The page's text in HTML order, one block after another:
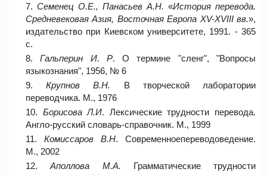
Семенец О.Е., Панасьев А.Н. «История перевода.
Средневековая Азия, Восточная Европа XV-XVIII вв.»,
издательство при Киевском университете, 1991. - 365
с.
Гальперин И. Р. О термине "сленг", "Вопросы
языкознания", 1956, № 6
Крупнов В.Н. В творческой лаборатории
переводчика. М., 1976
Борисова Л.И. Лексические трудности перевода.
Англо-русский словарь-справочник. М., 1999
Комиссаров В.Н. Современноепереводоведение.
М., 2002
Аполлова М.А. Грамматические трудности